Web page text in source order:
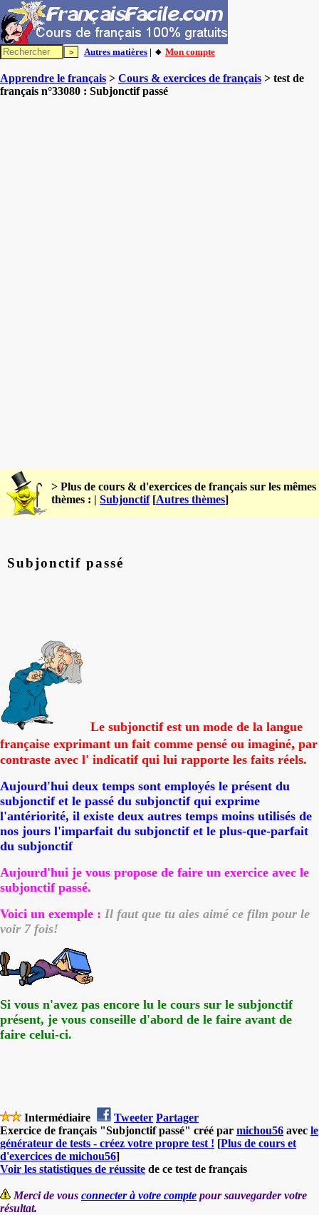
Autres matières | 🔸 Mon compte
Apprendre le français > Cours & exercices de français > test de
français n°33080 : Subjonctif passé
> Plus de cours & d'exercices de français sur les mêmes
thèmes : | Subjonctif[Autres thèmes]
Subjonctif passé
Le subjonctif est un mode de la langue
française exprimant un fait comme pensé ou imaginé, par
contraste avec l' indicatif qui lui rapporte les faits réels.
Aujourd'hui deux temps sont employés le présent du
subjonctif et le passé du subjonctif qui exprime
l'antériorité, il existe deux autres temps moins utilisés de
nos jours l'imparfait du subjonctif et le plus-que-parfait
du subjonctif
Aujourd'hui je vous propose de faire un exercice avec le
subjonctif passé.
Voici un exemple : Il faut que tu aies aimé ce film pour le
voir 7 fois!
Si vous n'avez pas encore lu le cours sur le subjonctif
présent, je vous conseille d'abord de le faire avant de
faire celui-ci.
Intermédiaire Tweeter Partager
Exercice de français "Subjonctif passé" créé par michou56 avec le
générateur de tests - créez votre propre test ! [Plus de cours et
d'exercices de michou56]
Voir les statistiques de réussite de ce test de français
Merci de vous connecter à votre compte pour sauvegarder votre
résultat.